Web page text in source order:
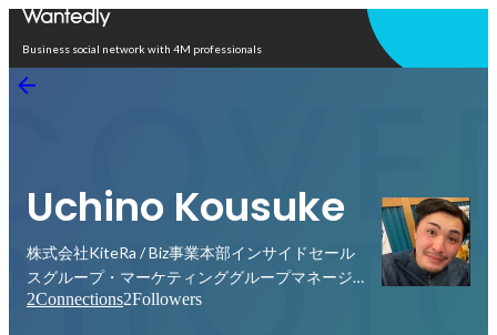
Business social network with 4M professionals
Uchino Kousuke
株式会社KiteRa / Biz事業本部インサイドセール
スグループ・マーケティンググループマネージャ
ー兼任
2Connections2Followers